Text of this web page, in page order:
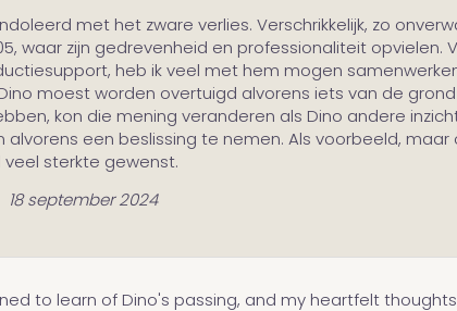
met het zware verlies. Verschrikkelijk, zo
waar zijn gedrevenheid en professionaliteit
heb ik veel met hem mogen
moest worden overtuigd alvorens iets van de
kon die mening veranderen als Dino andere
alvorens een beslissing te nemen. Als voorbeeld,
veel sterkte gewenst.
18 september 2024
to learn of Dino's passing, and my heartfelt